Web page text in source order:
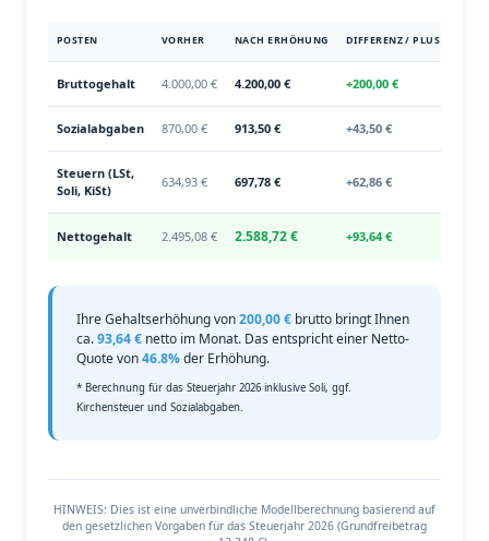
POSTEN VORHER NACH ERHÖHUNG DIFFERENZ / PLUS
Bruttogehalt 4.000,00 € 4.200,00 € +200,00 €
Sozialabgaben 870,00 € 913,50 € +43,50 €
Steuern (LSt,
Soli, KiSt)
634,93 € 697,78 € +62,86 €
Nettogehalt 2.495,08 € 2.588,72 € +93,64 €
Ihre Gehaltserhöhung von200,00 € brutto bringt Ihnen
ca.93,64 € netto im Monat. Das entspricht einer Netto-
Quote von46.8%der Erhöhung.
* Berechnung für das Steuerjahr 2026 inklusive Soli, ggf.
Kirchensteuer und Sozialabgaben.
HINWEIS: Dies ist eine unverbindliche Modellberechnung basierend auf
den gesetzlichen Vorgaben für das Steuerjahr 2026 (Grundfreibetrag